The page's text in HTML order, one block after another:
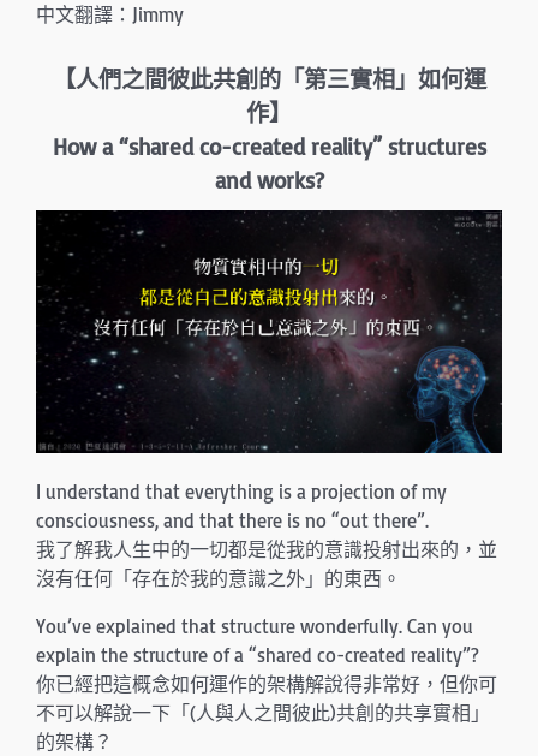
s
n
中文翻譯：Jimmy
【人們之間彼此共創的「第三實相」如何運
作】
How a “shared co-created reality” structures
and works?
I understand that everything is a projection of my
consciousness, and that there is no “out there”.
我了解我人生中的一切都是從我的意識投射出來的，並
沒有任何「存在於我的意識之外」的東西。
You’ve explained that structure wonderfully. Can you
explain the structure of a “shared co-created reality”?
你已經把這概念如何運作的架構解說得非常好，但你可
不可以解說一下「(人與人之間彼此)共創的共享實相」
的架構？